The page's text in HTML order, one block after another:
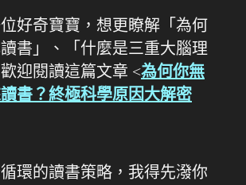
好奇寶寶，想更瞭解「為何
書」、「什麼是三重大腦理
迎閱讀這篇文章 <為何你無
書？終極科學原因大解密
環的讀書策略，我得先潑你